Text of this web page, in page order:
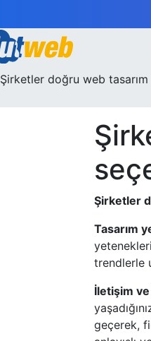
Şirketler doğru web
Şirketler
Tasarım
trendlerle
İletişim
geçerek,